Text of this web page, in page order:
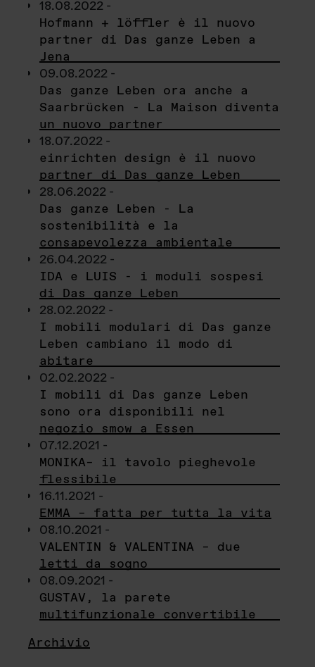
18.08.2022 -
Hofmann + löffler è il nuovo
partner di Das ganze Leben a
Jena
09.08.2022 -
Das ganze Leben ora anche a
Saarbrücken - La Maison diventa
un nuovo partner
18.07.2022 -
einrichten design è il nuovo
partner di Das ganze Leben
28.06.2022 -
Das ganze Leben - La
sostenibilità e la
consapevolezza ambientale
26.04.2022 -
IDA e LUIS - i moduli sospesi
di Das ganze Leben
28.02.2022 -
I mobili modulari di Das ganze
Leben cambiano il modo di
abitare
02.02.2022 -
I mobili di Das ganze Leben
sono ora disponibili nel
negozio smow a Essen
07.12.2021 -
MONIKA– il tavolo pieghevole
flessibile
16.11.2021 -
EMMA – fatta per tutta la vita
08.10.2021 -
VALENTIN & VALENTINA – due
letti da sogno
08.09.2021 -
GUSTAV, la parete
multifunzionale convertibile
Archivio